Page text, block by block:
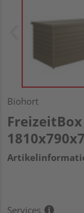
Biohort
Services